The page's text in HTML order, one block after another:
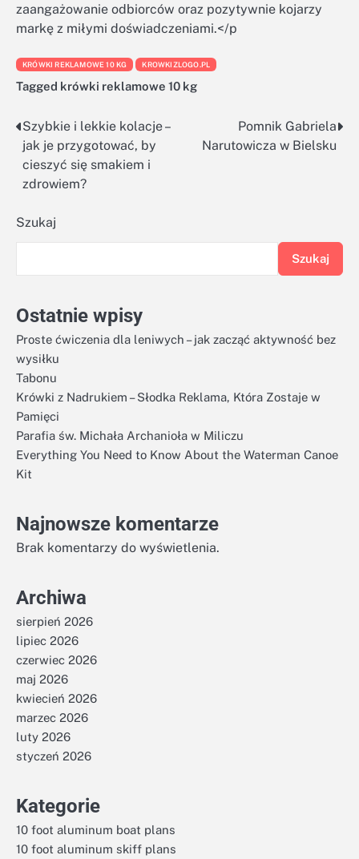
zaangażowanie odbiorców oraz pozytywnie kojarzy
markę z miłymi doświadczeniami.</p
KRÓWKI REKLAMOWE 10 KG KROWKIZLOGO.PL
Tagged krówki reklamowe 10 kg
Nawigacja
wpisu
Szybkie i lekkie kolacje –
jak je przygotować, by
cieszyć się smakiem i
zdrowiem?
Pomnik Gabriela
Narutowicza w Bielsku
Szukaj
Szukaj
Ostatnie wpisy
Proste ćwiczenia dla leniwych – jak zacząć aktywność bez
wysiłku
Tabonu
Krówki z Nadrukiem – Słodka Reklama, Która Zostaje w
Pamięci
Parafia św. Michała Archanioła w Miliczu
Everything You Need to Know About the Waterman Canoe
Kit
Najnowsze komentarze
Brak komentarzy do wyświetlenia.
Archiwa
sierpień 2026
lipiec 2026
czerwiec 2026
maj 2026
kwiecień 2026
marzec 2026
luty 2026
styczeń 2026
Kategorie
10 foot aluminum boat plans
10 foot aluminum skiff plans